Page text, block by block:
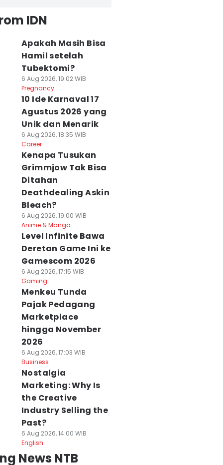
IDN
Apakah Masih Bisa
Hamil setelah
Tubektomi?
6 Aug 2026, 19:02 WIB
Pregnancy
10 Ide Karnaval 17
Agustus 2026 yang
Unik dan Menarik
6 Aug 2026, 18:35 WIB
Career
Kenapa Tusukan
Grimmjow Tak Bisa
Ditahan
Deathdealing Askin
Bleach?
6 Aug 2026, 19:00 WIB
Anime & Manga
Level Infinite Bawa
Deretan Game Ini ke
Gamescom 2026
6 Aug 2026, 17:15 WIB
Gaming
Menkeu Tunda
Pajak Pedagang
Marketplace
hingga November
2026
6 Aug 2026, 17:03 WIB
Business
Nostalgia
Marketing: Why Is
the Creative
Industry Selling the
Past?
6 Aug 2026, 14:00 WIB
English
News NTB